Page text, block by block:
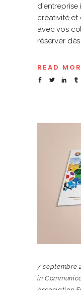
d'entreprise
créativité et
avec vos
réserver
READ
7 septembre
in